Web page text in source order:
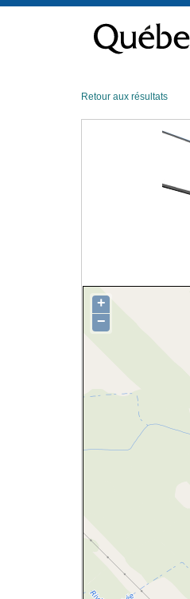
contenu
Retour aux résultats
+
−